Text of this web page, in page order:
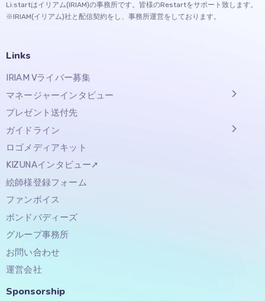
Li:startはイリアム(IRIAM)の事務所です。皆様のRestartをサポート致します。
※IRIAM(イリアム)社と配信契約をし、事務所運営をしております。
Links
IRIAM Vライバー募集
マネージャーインタビュー
プレゼント送付先
ガイドライン
ロゴメディアキット
KIZUNAインタビュー➚
絵師様登録フォーム
ファンボイス
ボンドバディーズ
グループ事務所
お問い合わせ
運営会社
Sponsorship​